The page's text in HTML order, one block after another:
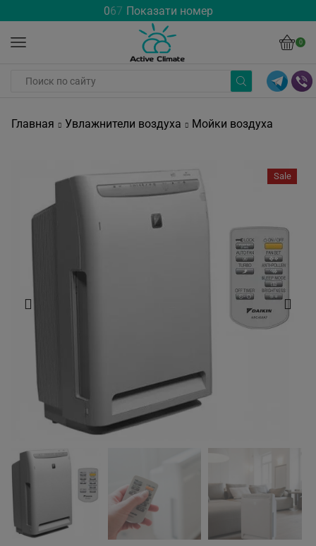
067 Показати номер
0
Главная Увлажнители воздуха Мойки воздуха
Sale